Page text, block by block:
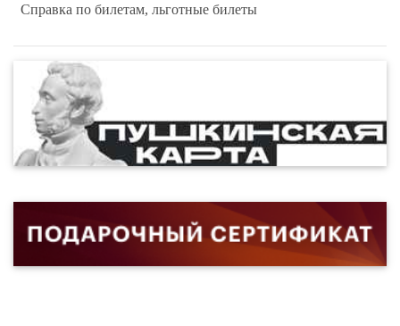
Справка по билетам, льготные билеты